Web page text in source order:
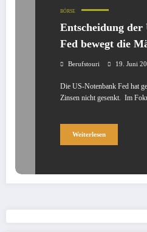
BÖRSE
Entscheidung der
Fed bewegt die
Berufstouri 19. Juni
Die US-Notenbank Fed hat
Zinsen nicht gesenkt. Im
Weiterlesen